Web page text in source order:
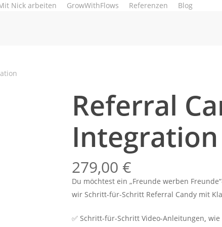
Nick arbeiten GrowWithFlows Referenzen Blog
Referral
Integration
279,00 €
Du möchtest ein „Freunde werben
wir Schritt-für-Schritt Referral Candy mit
✅ Schritt-für-Schritt Video-Anleitungen, wie